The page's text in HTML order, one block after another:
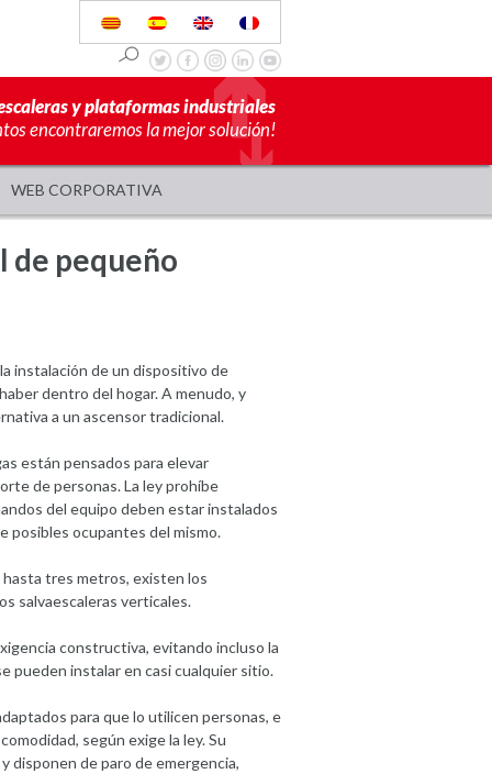
y plataformas industriales
encontraremos la mejor solución!
WEB CORPORATIVA
de pequeño
instalación de un dispositivo de
dentro del hogar. A menudo, y
a un ascensor tradicional.
están pensados para elevar
de personas. La ley prohíbe
del equipo deben estar instalados
posibles ocupantes del mismo.
hasta tres metros, existen los
salvaescaleras verticales.
constructiva, evitando incluso la
pueden instalar en casi cualquier sitio.
para que lo utilicen personas, e
según exige la ley. Su
disponen de paro de emergencia,